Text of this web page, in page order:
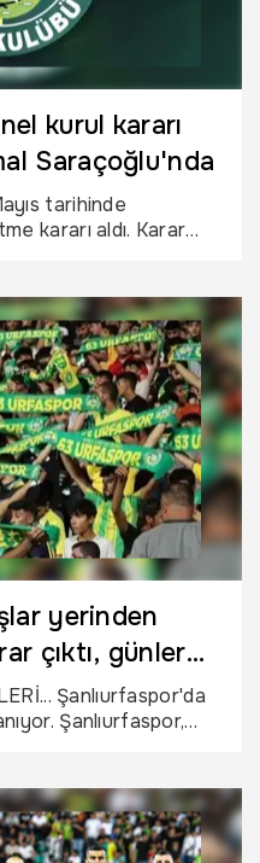
kurul kararı
Saraçoğlu'nda
tarihinde
kararı aldı. Karar
yerinden
çıktı, günler
Şanlıurfaspor'da
Şanlıurfaspor,
yürütülebilmesi
toplantısı kararı